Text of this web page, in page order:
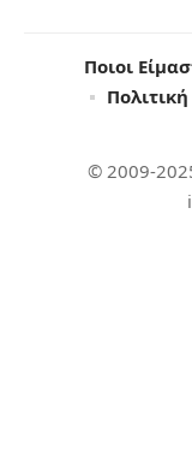
© 2009-
Ποιοι